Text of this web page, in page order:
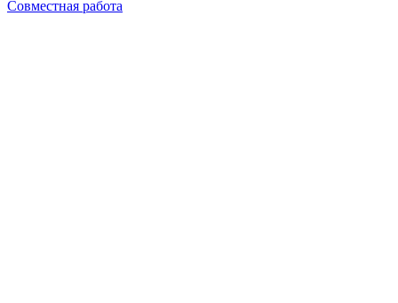
Совместная работа